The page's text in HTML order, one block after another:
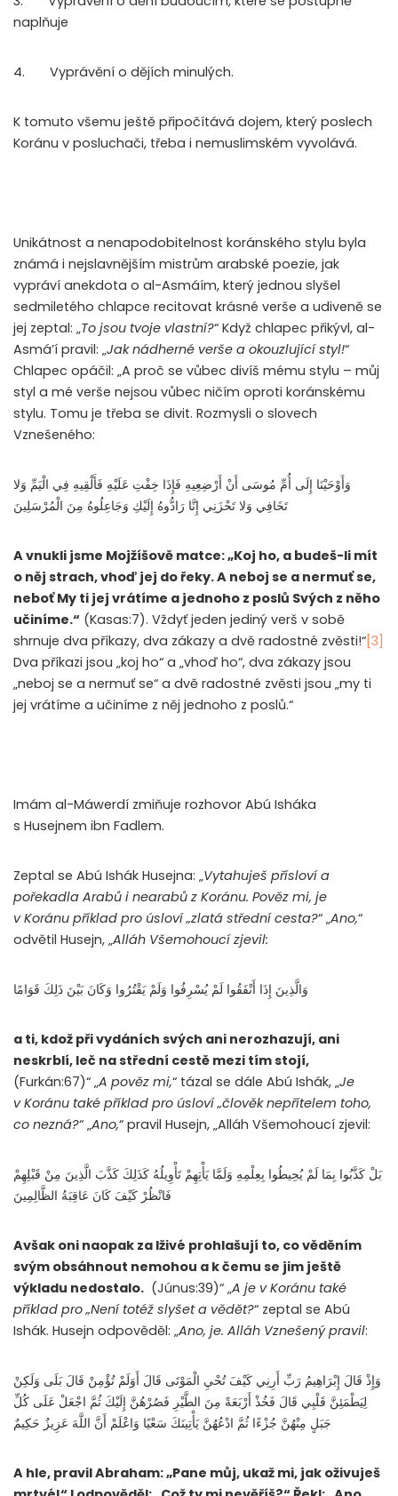
naplňuje
4. Vyprávění o dějích minulých.
K tomuto všemu ještě připočítává dojem, který poslech
Koránu v posluchači, třeba i nemuslimském vyvolává.
Unikátnost a nenapodobitelnost koránského stylu byla
známá i nejslavnějším mistrům arabské poezie, jak
vypráví anekdota o al-Asmáím, který jednou slyšel
sedmiletého chlapce recitovat krásné verše a udiveně se
jej zeptal: „To jsou tvoje vlastní?“ Když chlapec přikývl, al-
Asmá’í pravil: „Jak nádherné verše a okouzlující styl!“
Chlapec opáčil: „A proč se vůbec divíš mému stylu – můj
styl a mé verše nejsou vůbec ničím oproti koránskému
stylu. Tomu je třeba se divit. Rozmysli o slovech
Vznešeného:
وَأَوْحَيْنَا إِلَى أُمِّ مُوسَى أَنْ أَرْضِعِيهِ فَإِذَا خِفْتِ عَلَيْهِ فَأَلْقِيهِ فِي الْيَمِّ وَلا
تَخَافِي وَلا تَحْزَنِي إِنَّا رَادُّوهُ إِلَيْكِ وَجَاعِلُوهُ مِنَ الْمُرْسَلِينَ
A vnukli jsme Mojžíšově matce: „Koj ho, a budeš-li mít
o něj strach, vhoď jej do řeky. A neboj se a nermuť se,
neboť My ti jej vrátíme a jednoho z poslů Svých z něho
učiníme.“ (Kasas:7). Vždyť jeden jediný verš v sobě
shrnuje dva příkazy, dva zákazy a dvě radostné zvěsti!“ [3]
Dva příkazi jsou „koj ho“ a „vhoď ho“, dva zákazy jsou
„neboj se a nermuť se“ a dvě radostné zvěsti jsou „my ti
jej vrátíme a učiníme z něj jednoho z poslů.“
Imám al-Máwerdí zmiňuje rozhovor Abú Isháka
s Husejnem ibn Fadlem.
Zeptal se Abú Ishák Husejna: „Vytahuješ přísloví a
pořekadla Arabů i nearabů z Koránu. Pověz mi, je
v Koránu příklad pro úsloví „zlatá střední cesta?“ „Ano,“
odvětil Husejn, „Alláh Všemohoucí zjevil:
وَالَّذِينَ إِذَا أَنْفَقُوا لَمْ يُسْرِفُوا وَلَمْ يَقْتُرُوا وَكَانَ بَيْنَ ذَلِكَ قَوَامًا
a ti, kdož při vydáních svých ani nerozhazují, ani
neskrblí, leč na střední cestě mezi tím stojí,
(Furkán:67)“ „A pověz mi,“ tázal se dále Abú Ishák, „Je
v Koránu také příklad pro úsloví „člověk nepřítelem toho,
co nezná?“ „Ano,“ pravil Husejn, „Alláh Všemohoucí zjevil:
بَلْ كَذَّبُوا بِمَا لَمْ يُحِيطُوا بِعِلْمِهِ وَلَمَّا يَأْتِهِمْ تَأْوِيلُهُ كَذَلِكَ كَذَّبَ الَّذِينَ مِنْ قَبْلِهِمْ
فَانْظُرْ كَيْفَ كَانَ عَاقِبَةُ الظَّالِمِينَ
Avšak oni naopak za lživé prohlašují to, co věděním
svým obsáhnout nemohou a k čemu se jim ještě
výkladu nedostalo. (Júnus:39)“ „A je v Koránu také
příklad pro „Není totéž slyšet a vědět?“ zeptal se Abú
Ishák. Husejn odpověděl: „Ano, je. Alláh Vznešený pravil:
وَإِذْ قَالَ إِبْرَاهِيمُ رَبِّ أَرِنِي كَيْفَ تُحْيِ الْمَوْتَى قَالَ أَوَلَمْ تُؤْمِنْ قَالَ بَلَى وَلَكِنْ
لِيَطْمَئِنَّ قَلْبِي قَالَ فَخُذْ أَرْبَعَةً مِنَ الطَّيْرِ فَصُرْهُنَّ إِلَيْكَ ثُمَّ اجْعَلْ عَلَى كُلِّ
جَبَلٍ مِنْهُنَّ جُزْءًا ثُمَّ ادْعُهُنَّ يَأْتِينَكَ سَعْيًا وَاعْلَمْ أَنَّ اللَّهَ عَزِيزٌ حَكِيمٌ
A hle, pravil Abraham: „Pane můj, ukaž mi, jak oživuješ